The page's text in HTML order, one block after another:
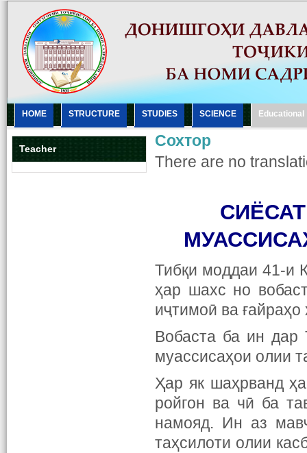
HOME STRUCTURE STUDIES SCIENCE Еducational
Teacher
Сохтор
There are no
Тибқи моддаи 41-и
ҳар шахс но
иҷтимоӣ ва ғайраҳо
Вобаста ба ин дар
муассисаҳои олии
Ҳар як шаҳрванд
ройгон ва чӣ ба
намояд. Ин аз
таҳсилоти олии